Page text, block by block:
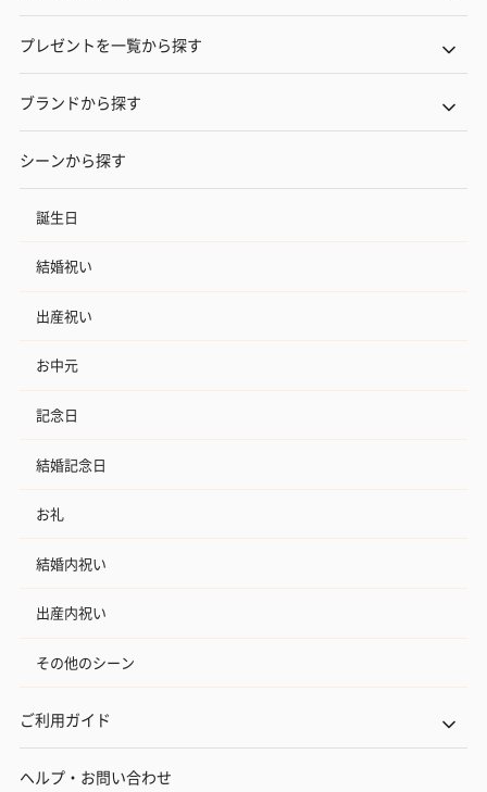
プレゼントを一覧から探す
ブランドから探す
シーンから探す
誕生日
結婚祝い
出産祝い
お中元
記念日
結婚記念日
お礼
結婚内祝い
出産内祝い
その他のシーン
ご利用ガイド
ヘルプ・お問い合わせ